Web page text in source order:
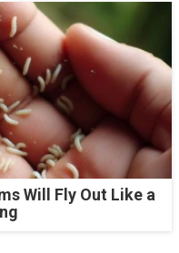
Will Fly Out Like a